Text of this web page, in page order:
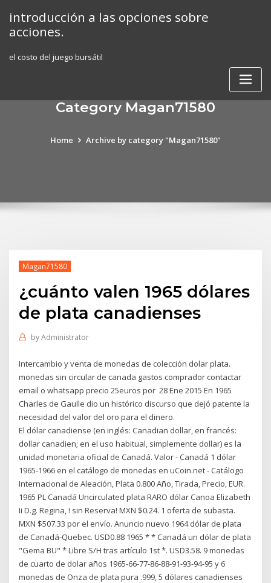
content
introducción a las opciones sobre
acciones.
el costo del juego bursátil
Category Magan71580
Home Archive by category "Magan71580"
Magan71580
¿cuánto valen 1965 dólares
de plata canadienses
byAdministrator
Intercambio y venta de monedas de colección dolar plata.
monedas sin circular de canada gastos comprador contactar
email o whatsapp precio 25euros por 28 Ene 2015 En 1965
Charles de Gaulle dio un histórico discurso que dejó patente la
necesidad del valor del oro para el dinero.
El dólar canadiense (en inglés: Canadian dollar, en francés:
dollar canadien; en el uso habitual, simplemente dollar) es la
unidad monetaria oficial de Canadá. Valor - Canadá 1 dólar
1965-1966 en el catálogo de monedas en uCoin.net - Catálogo
Internacional de Aleación, Plata 0.800 Año, Tirada, Precio, EUR.
1965 PL Canadá Uncirculated plata RARO dólar Canoa Elizabeth
Ii D.g. Regina, ! sin Reserva! MXN $0.24. 1 oferta de subasta.
MXN $507.33 por el envío. Anuncio nuevo 1964 dólar de plata
de Canadá-Quebec. USD0.88 1965 * * Canadá un dólar de plata
"Gema BU" * Libre S/H tras artículo 1st *. USD3.58. 9 monedas
de cuarto de dolar años 1965-66-77-86-88-91-93-94-95 y 6
monedas de Onza de plata pura .999, 5 dólares canadienses